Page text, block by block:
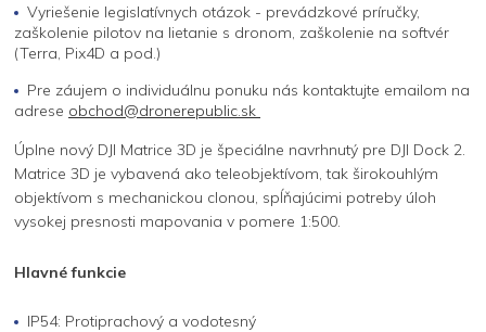
Vyriešenie legislatívnych otázok - prevádzkové príručky,
zaškolenie pilotov na lietanie s dronom, zaškolenie na softvér
(Terra, Pix4D a pod.)
Pre záujem o individuálnu ponuku nás kontaktujte emailom na
adrese obchod@dronerepublic.sk
Úplne nový DJI Matrice 3D je špeciálne navrhnutý pre DJI Dock 2.
Matrice 3D je vybavená ako teleobjektívom, tak širokouhlým
objektívom s mechanickou clonou, spĺňajúcimi potreby úloh
vysokej presnosti mapovania v pomere 1:500.
Hlavné funkcie
IP54: Protiprachový a vodotesný